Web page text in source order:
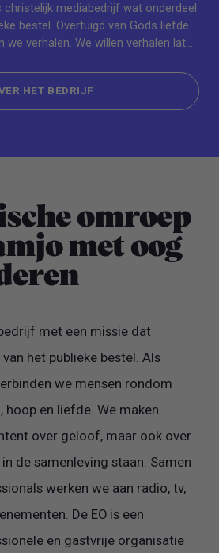
christelijk mediabedrijf wat onderdeel
bestel. Overtuigd van Gods liefde
verhalen. We willen verhalen laten
ook over andere belangrijke
400 professionals maken we
bladen en organiseren we
HET BEDRIJF
omroep
met oog
met een missie dat
het publieke bestel. Als
we mensen rondom
hoop en liefde. We maken
over geloof, maar ook over
de samenleving staan. Samen
werken we aan radio, tv,
De EO is een
en gastvrije organisatie